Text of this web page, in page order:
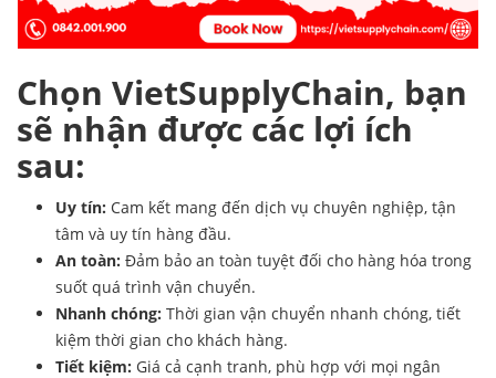
Chọn VietSupplyChain, bạn
sẽ nhận được các lợi ích
sau:
Uy tín: Cam kết mang đến dịch vụ chuyên nghiệp, tận
tâm và uy tín hàng đầu.
An toàn: Đảm bảo an toàn tuyệt đối cho hàng hóa trong
suốt quá trình vận chuyển.
Nhanh chóng: Thời gian vận chuyển nhanh chóng, tiết
kiệm thời gian cho khách hàng.
Tiết kiệm: Giá cả cạnh tranh, phù hợp với mọi ngân